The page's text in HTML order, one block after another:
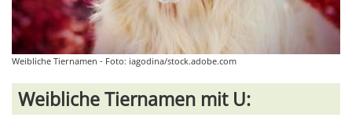
Weibliche Tiernamen - Foto: iagodina/stock.adobe.com
Weibliche Tiernamen mit U: